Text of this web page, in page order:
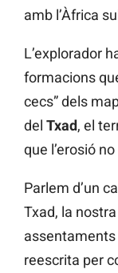
amb l’Àfrica
L’explorador
formacions
cecs” dels
del Txad, el
que l’erosió
Parlem d’un
Txad, la
assentaments
reescrita per